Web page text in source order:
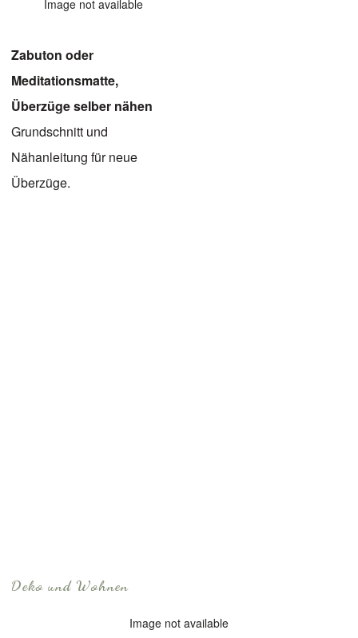
Image not available
Zabuton oder
Meditationsmatte,
Überzüge selber nähen
Grundschnitt und
Nähanleitung für neue
Überzüge.
Deko und Wohnen
Image not available